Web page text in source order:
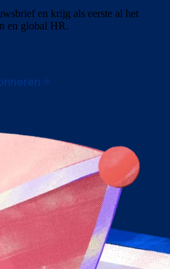
en krijg als eerste al het
en global HR.